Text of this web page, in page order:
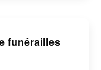
funérailles